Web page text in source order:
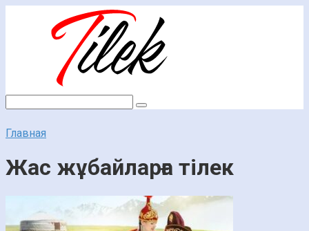
Главная
Жас жұбайларға тілек